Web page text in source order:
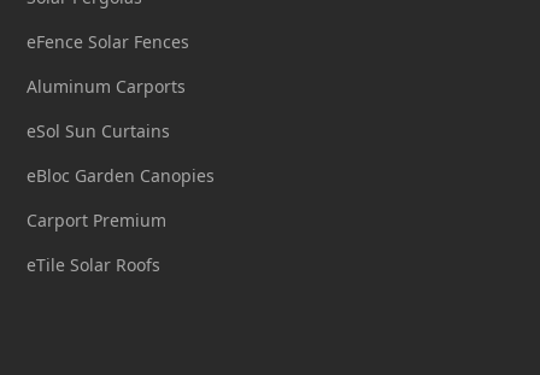
eFence Solar Fences
Aluminum Carports
eSol Sun Curtains
eBloc Garden Canopies
Carport Premium
eTile Solar Roofs